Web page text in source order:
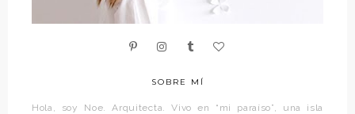
SOBRE MÍ
Hola, soy Noe. Arquitecta. Vivo en “mi paraíso”, una isla